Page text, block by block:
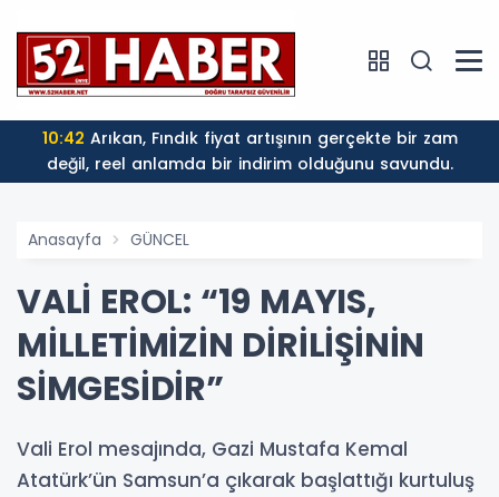
10:42
değil, reel anlamda bir indirim olduğunu savundu.
Anasayfa GÜNCEL
VALİ EROL: “19 MAYIS,
MİLLETİMİZİN DİRİLİŞİNİN
SİMGESİDİR”
Vali Erol mesajında, Gazi Mustafa Kemal
Atatürk’ün Samsun’a çıkarak başlattığı kurtuluş